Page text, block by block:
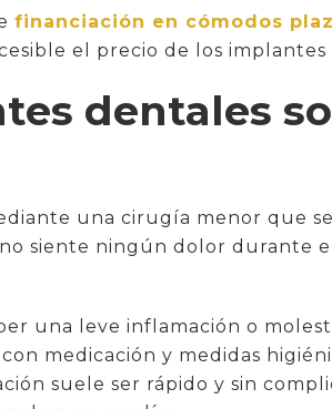
financiación en cómodos
el precio de los implantes
dentales
una cirugía menor que
siente ningún dolor durante el
una leve inflamación o
medicación y medidas
suele ser rápido y sin